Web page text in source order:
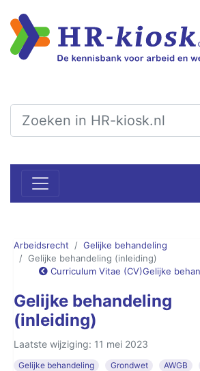
Arbeidsrecht
Gelijke behandeling
Gelijke behandeling (inleiding)
Curriculum Vitae (CV)Gelijke
Gelijke behandeling
(inleiding)
Laatste wijziging: 11 mei 2023
Gelijke behandeling Grondwet AWGB